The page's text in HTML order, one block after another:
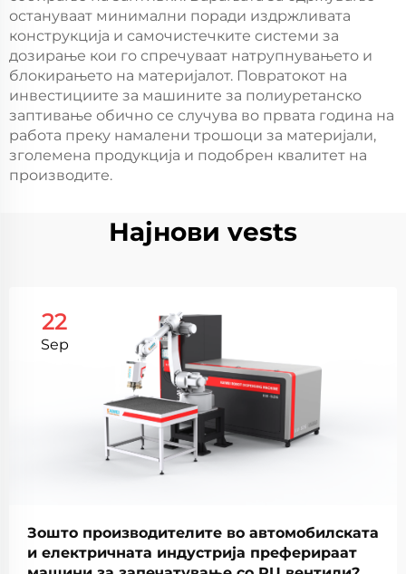
остануваат минимални поради издржливата
конструкција и самочистечките системи за
дозирање кои го спречуваат натрупнувањето и
блокирањето на материјалот. Повратокот на
инвестициите за машините за полиуретанско
заптивање обично се случува во првата година на
работа преку намалени трошоци за материјали,
зголемена продукција и подобрен квалитет на
производите.
Најнови vests
22
Sep
Зошто производителите во автомобилската
и електричната индустрија преферираат